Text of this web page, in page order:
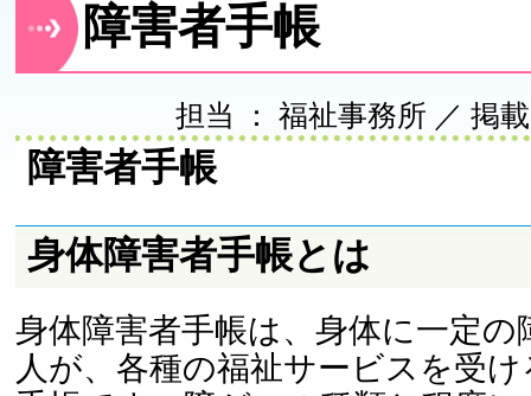
障害者手帳
担当 ： 福祉事務所 ／ 掲
障害者手帳
身体障害者手帳とは
身体障害者手帳は、身体に一定
人が、各種の福祉サービスを受